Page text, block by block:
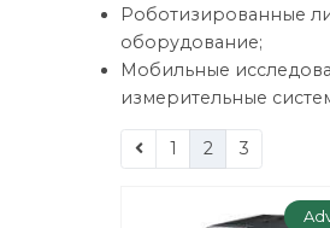
Роботизированные
оборудование;
Мобильные
измерительные
1 2 3